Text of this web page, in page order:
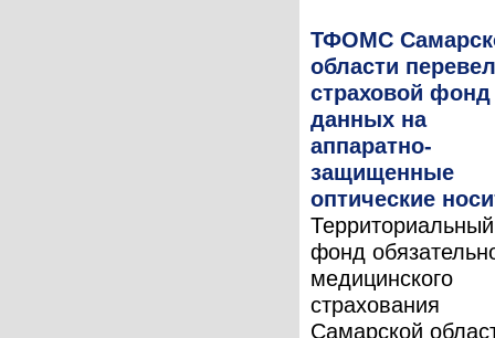
ТФОМС
области перевел
страховой фонд
данных на
аппаратно-
защищенные
оптические
Территориальный
фонд
медицинского
страхования
Самарской